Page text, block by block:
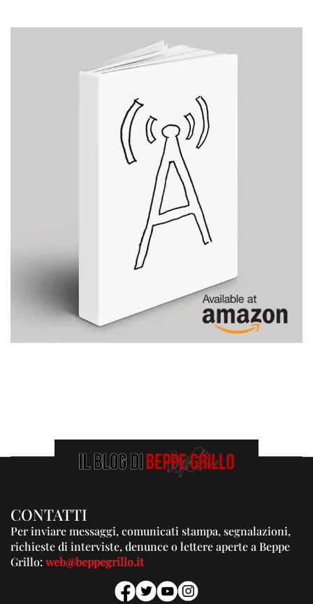
CONTATTI
Per inviare messaggi, comunicati stampa, segnalazioni,
richieste di interviste, denunce o lettere aperte a Beppe
Grillo:web@beppegrillo.it